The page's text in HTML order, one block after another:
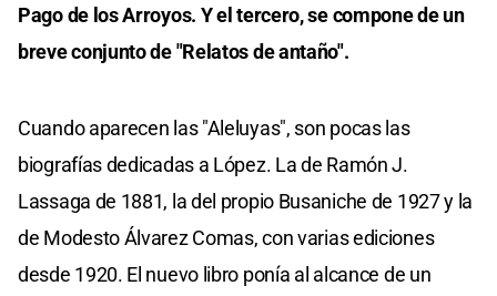
Pago de los Arroyos. Y el tercero, se compone de un
breve conjunto de "Relatos de antaño".
Cuando aparecen las "Aleluyas", son pocas las
biografías dedicadas a López. La de Ramón J.
Lassaga de 1881, la del propio Busaniche de 1927 y la
de Modesto Álvarez Comas, con varias ediciones
desde 1920. El nuevo libro ponía al alcance de un